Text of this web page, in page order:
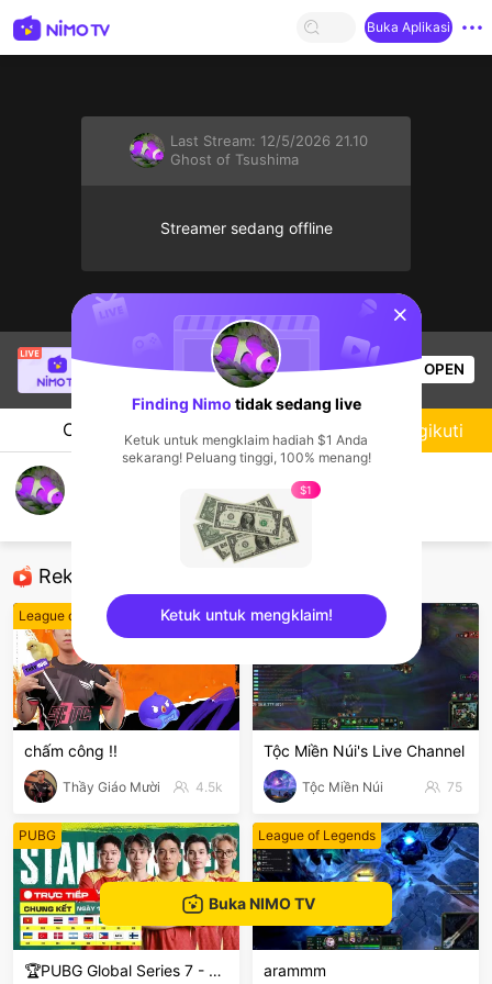
Buka Aplikasi
Last Stream: 12/5/2026 21.10
Ghost of Tsushima
Streamer sedang offline
sedang siaran langsung!
League of Legends
4.5k Penonton OPEN
Chat Streamer
Rekomendasi
League of Legends
chấm công !!
Thầy Giáo Mười 4.5k
League of Legends
Tộc Miền Núi's Live Channel
Tộc Miền Núi 75
PUBG
🏆PUBG Global Series 7 - PGS 7
League of Legends
arammm
Mengikuti
Buka NIMO TV
sentinelStart
Finding Nimo tidak sedang live
Ketuk untuk mengklaim hadiah $1 Anda
sekarang! Peluang tinggi, 100% menang!
$1
Ketuk untuk mengklaim!
sentinelEnd